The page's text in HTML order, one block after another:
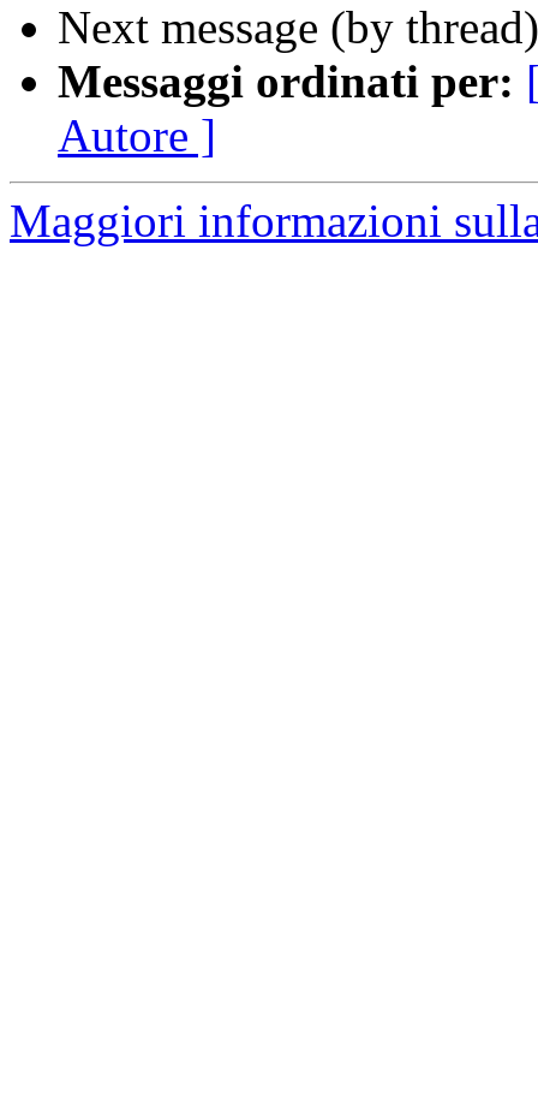
Next message (by
Messaggi ordinati per:
Autore ]
Maggiori informazioni